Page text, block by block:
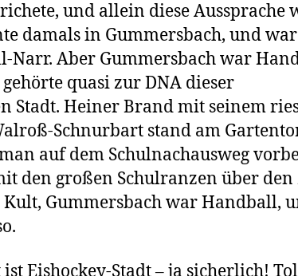
und allein diese Aussprache
damals in Gummersbach, und
Narr. Aber Gummersbach war
quasi zur DNA dieser
Stadt. Heiner Brand mit seinem
Schnurbart stand am
auf dem Schulnachausweg
den großen Schulranzen über den
Gummersbach war Handball,